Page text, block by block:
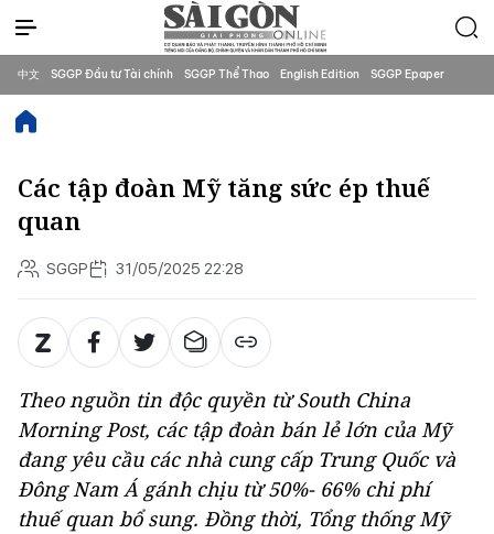
中文 SGGP Đầu tư Tài chính SGGP Thể Thao English Edition SGGP Epaper
Các tập đoàn Mỹ tăng sức ép thuế
quan
SGGP 31/05/2025 22:28
Theo nguồn tin độc quyền từ South China
Morning Post, các tập đoàn bán lẻ lớn của Mỹ
đang yêu cầu các nhà cung cấp Trung Quốc và
Đông Nam Á gánh chịu từ 50%- 66% chi phí
thuế quan bổ sung. Đồng thời, Tổng thống Mỹ